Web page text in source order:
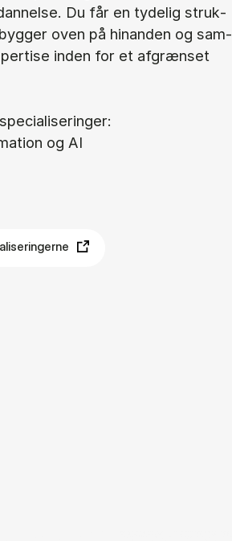
Du får en ty­de­lig struk­
oven på hin­an­den og sam­
in­den for et af­græn­set
og AI